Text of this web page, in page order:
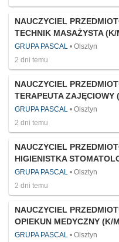
NAUCZYCIEL
TECHNIK MASAŻYSTA (K/
GRUPA PASCAL
Olsztyn
2 dni temu
NAUCZYCIEL
TERAPEUTA ZAJĘCIOWY
GRUPA PASCAL
Olsztyn
2 dni temu
NAUCZYCIEL
HIGIENISTKA
GRUPA PASCAL
Olsztyn
2 dni temu
NAUCZYCIEL
OPIEKUN MEDYCZNY (K/
GRUPA PASCAL
Olsztyn